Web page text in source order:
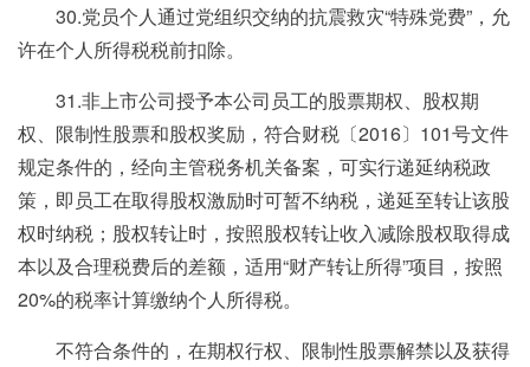
30.党员个人通过党组织交纳的抗震救灾“特殊党费”，允
许在个人所得税税前扣除。
31.非上市公司授予本公司员工的股票期权、股权期
权、限制性股票和股权奖励，符合财税〔2016〕101号文件
规定条件的，经向主管税务机关备案，可实行递延纳税政
策，即员工在取得股权激励时可暂不纳税，递延至转让该股
权时纳税；股权转让时，按照股权转让收入减除股权取得成
本以及合理税费后的差额，适用“财产转让所得”项目，按照
20%的税率计算缴纳个人所得税。
不符合条件的，在期权行权、限制性股票解禁以及获得